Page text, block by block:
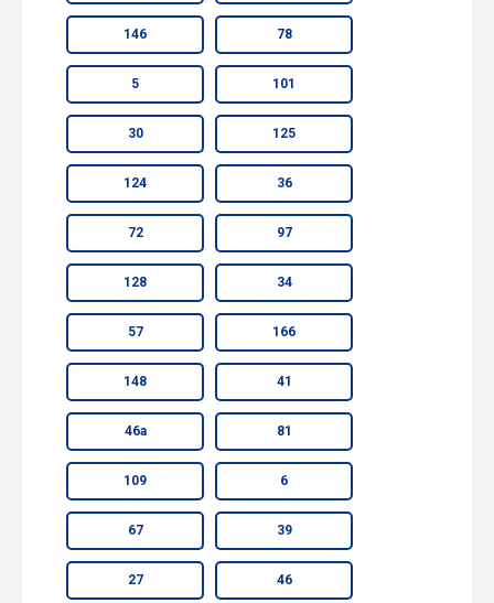
146 78
5 101
30 125
124 36
72 97
128 34
57 166
148 41
46а 81
109 6
67 39
27 46